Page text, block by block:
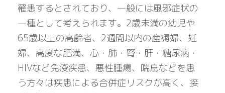
罹患するとされており、一般には風邪症状の
一種として考えられます。2歳未満の幼児や
65歳以上の高齢者、2週間以内の産褥婦、妊
婦、高度な肥満、心・肺・腎・肝・糖尿病・
HIVなど免疫疾患、悪性腫瘍、喘息などを患
う方々は疾患による合併症リスクが高く、接